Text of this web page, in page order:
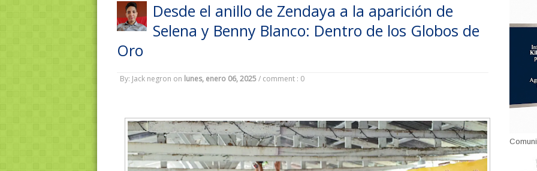
Desde el anillo de Zendaya a la aparición de
Selena y Benny Blanco: Dentro de los Globos de
Oro
By: Jack negron on lunes, enero 06, 2025 / comment : 0